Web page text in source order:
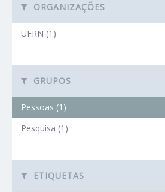
ORGANIZAÇÕES
UFRN (1)
GRUPOS
Pessoas (1)
Pesquisa (1)
ETIQUETAS